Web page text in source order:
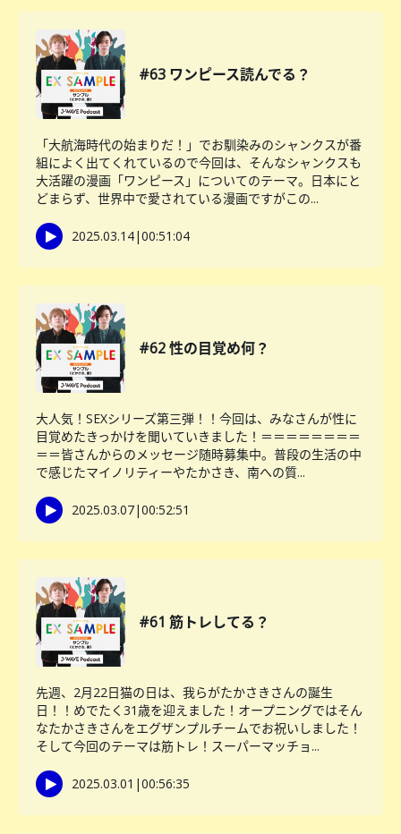
#63 ワンピース読んでる？
「大航海時代の始まりだ！」でお馴染みのシャンクスが番
組によく出てくれているので今回は、そんなシャンクスも
大活躍の漫画「ワンピース」についてのテーマ。日本にと
どまらず、世界中で愛されている漫画ですがこの...
2025.03.14|00:51:04
#62 性の目覚め何？
大人気！SEXシリーズ第三弾！！今回は、みなさんが性に
目覚めたきっかけを聞いていきました！＝＝＝＝＝＝＝＝
＝＝皆さんからのメッセージ随時募集中。普段の生活の中
で感じたマイノリティーやたかさき、南への質...
2025.03.07|00:52:51
#61 筋トレしてる？
先週、2月22日猫の日は、我らがたかさきさんの誕生
日！！めでたく31歳を迎えました！オープニングではそん
なたかさきさんをエグザンプルチームでお祝いしました！
そして今回のテーマは筋トレ！スーパーマッチョ...
2025.03.01 |00:56:35